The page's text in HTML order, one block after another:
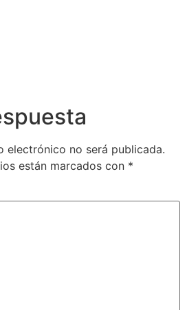
electrónico no será publicada.
están marcados con *